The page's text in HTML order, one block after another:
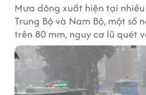
Mưa dông xuất hiện tại
Trung Bộ và Nam Bộ, một số
trên 80 mm, nguy cơ lũ quét
báo.